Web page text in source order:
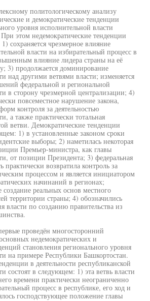
политологическому анализу
и демократические тенденции
уровня исполнительной власти
этом недемократические тенденции
сохраняется чрезмерное влияние
власти на избирательный процесс в
влияние лидера страны на её
3) продолжается доминирование
над другими ветвями власти; изменяется
федеральной и региональной
в сторону чрезмерной централизации; 4)
повсеместное нарушение закона,
контроля за деятельностью
а также практически тотальная
ветви. Демократические тенденции
1) в установленные законом сроки
выборы; 2) наметилась некоторая
Премьер-министра, как главы
от позиции Президента; 3) федеральная
практически возвратила контроль за
процессом и является инициатором
начинаний в регионах;
создание реальных основ местного
территории страны; 4) обозначились
власти по созданию правительства из
проведён многосторонний
недемократических и
становления регионального уровня
на примере Республики Башкортостан.
в деятельности республиканской
состоят в следующем: 1) эта ветвь власти
времени практически неограниченно
процесс в республике, его ход и
господствующее положение главы